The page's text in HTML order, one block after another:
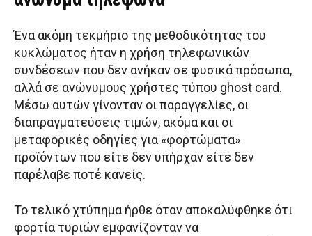
Ένα ακόμη τεκμήριο της μεθοδικότητας του
κυκλώματος ήταν η χρήση τηλεφωνικών
συνδέσεων που δεν ανήκαν σε φυσικά πρόσωπα,
αλλά σε ανώνυμους χρήστες τύπου ghost card.
Μέσω αυτών γίνονταν οι παραγγελίες, οι
διαπραγματεύσεις τιμών, ακόμα και οι
μεταφορικές οδηγίες για «φορτώματα»
προϊόντων που είτε δεν υπήρχαν είτε δεν
παρέλαβε ποτέ κανείς.
Το τελικό χτύπημα ήρθε όταν αποκαλύφθηκε ότι
φορτία τυριών εμφανίζονταν να